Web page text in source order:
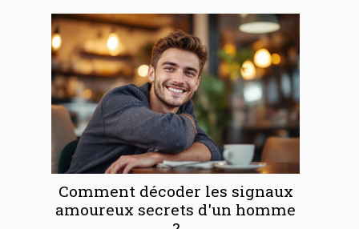
Comment décoder les signaux
amoureux secrets d'un homme